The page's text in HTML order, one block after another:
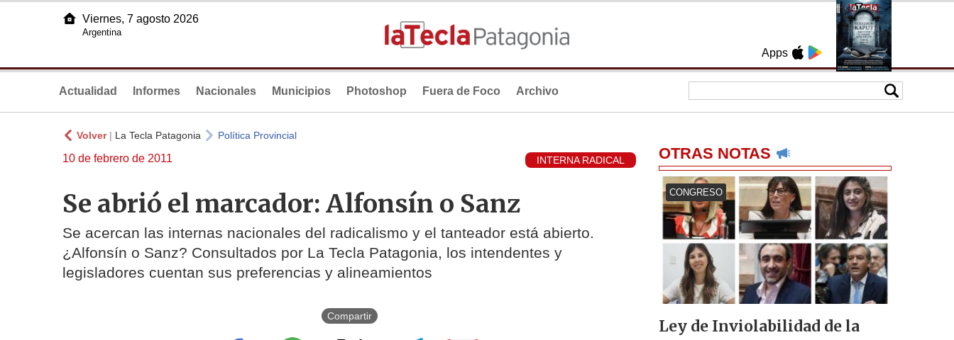
Apps
Viernes, 7 agosto 2026
Argentina
Actualidad Informes Nacionales Municipios Photoshop Fuera de Foco Archivo
Volver| La Tecla Patagonia Política Provincial
10 de febrero de 2011 INTERNA RADICAL
Se abrió el marcador: Alfonsín o Sanz
Se acercan las internas nacionales del radicalismo y el tanteador está abierto.
¿Alfonsín o Sanz? Consultados por La Tecla Patagonia, los intendentes y
legisladores cuentan sus preferencias y alineamientos
Compartir
OTRAS NOTAS
CONGRESO
Ley de Inviolabilidad de la